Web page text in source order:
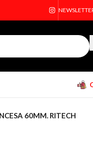
60MM. RITECH